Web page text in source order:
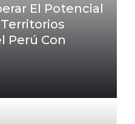
El Potencial
Perú Con